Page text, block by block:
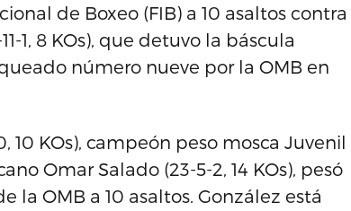
de Boxeo (FIB) a 10 asaltos contra
1, 8 KOs), que detuvo la báscula
número nueve por la OMB en
10 KOs), campeón peso mosca Juvenil
Omar Salado (23-5-2, 14 KOs), pesó
la OMB a 10 asaltos. González está